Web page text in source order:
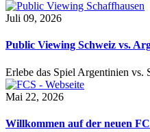
Juli 09, 2026
Public Viewing Schweiz vs.
Erlebe das Spiel Argentinien
Mai 22, 2026
Willkommen auf der neuen